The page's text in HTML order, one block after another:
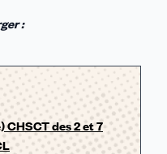
:
CHSCT des 2 et 7